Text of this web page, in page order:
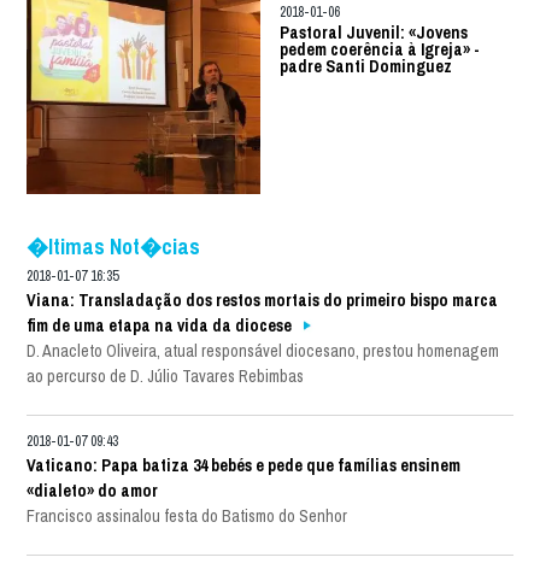
2018-01-06
Pastoral Juvenil: «Jovens
pedem coerência à Igreja» -
padre Santi Dominguez
�ltimas Not�cias
2018-01-07 16:35
Viana: Transladação dos restos mortais do primeiro bispo marca
fim de uma etapa na vida da diocese
D. Anacleto Oliveira, atual responsável diocesano, prestou homenagem
ao percurso de D. Júlio Tavares Rebimbas
2018-01-07 09:43
Vaticano: Papa batiza 34 bebés e pede que famílias ensinem
«dialeto» do amor
Francisco assinalou festa do Batismo do Senhor